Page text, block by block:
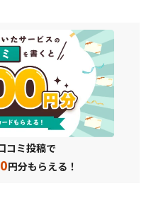
コミ投稿で
円分もらえる！